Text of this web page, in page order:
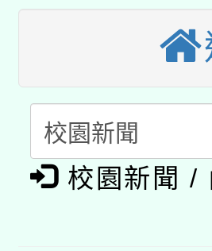
招甄選結
適應運動
本館辦理
暨閱讀推動
科技賦能─
礎課程
A3數位素養
「數位內
校園新聞 /